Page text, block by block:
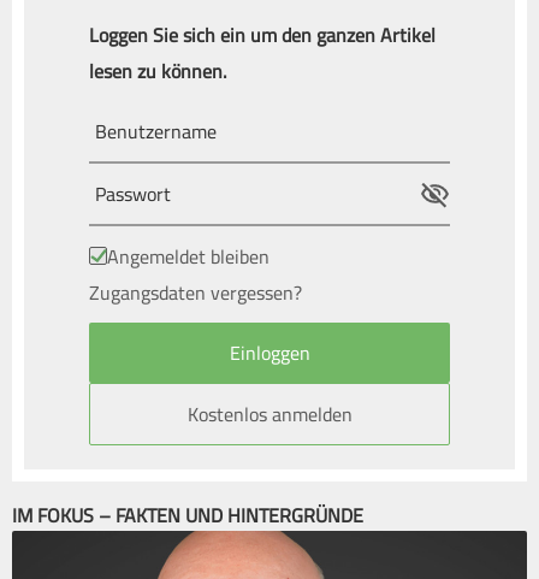
Loggen Sie sich ein um den ganzen Artikel
lesen zu können.
Angemeldet bleiben
Zugangsdaten vergessen?
Kostenlos anmelden
IM FOKUS – FAKTEN UND HINTERGRÜNDE